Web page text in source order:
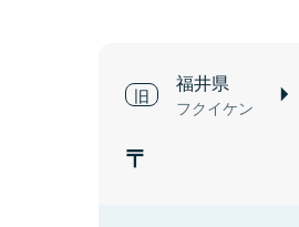
福井県
フクイケン